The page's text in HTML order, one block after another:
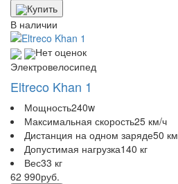
Купить
В наличии
Нет оценок
Электровелосипед
Eltreco Khan 1
Мощность240w
Максимальная скорость25 км/ч
Дистанция на одном заряде50 км
Допустимая нагрузка140 кг
Вес33 кг
62 990руб.